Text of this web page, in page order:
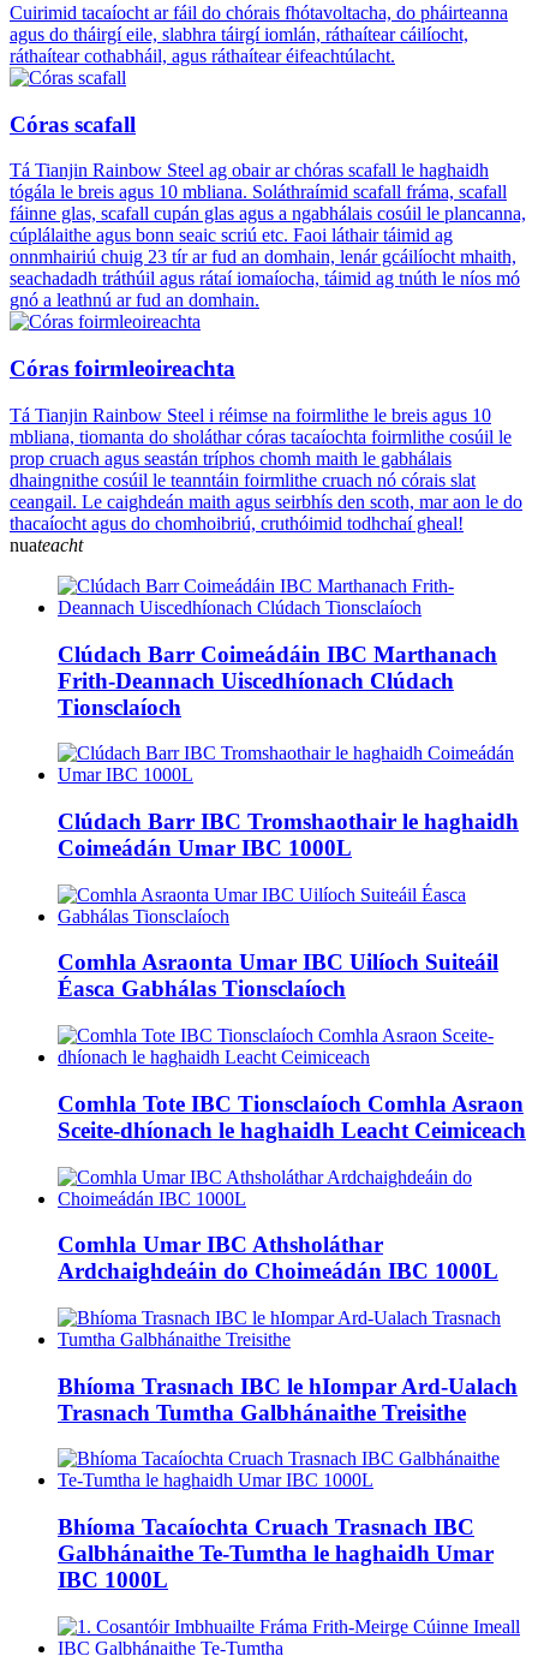
Cuirimid tacaíocht ar fáil do chórais fhótavoltacha, do pháirteanna
agus do tháirgí eile, slabhra táirgí iomlán, ráthaítear cáilíocht,
ráthaítear cothabháil, agus ráthaítear éifeachtúlacht.
Córas scafall
Tá Tianjin Rainbow Steel ag obair ar chóras scafall le haghaidh
tógála le breis agus 10 mbliana. Soláthraímid scafall fráma, scafall
fáinne glas, scafall cupán glas agus a ngabhálais cosúil le plancanna,
cúplálaithe agus bonn seaic scriú etc. Faoi láthair táimid ag
onnmhairiú chuig 23 tír ar fud an domhain, lenár gcáilíocht mhaith,
seachadadh tráthúil agus rátaí iomaíocha, táimid ag tnúth le níos mó
gnó a leathnú ar fud an domhain.
Córas foirmleoireachta
Tá Tianjin Rainbow Steel i réimse na foirmlithe le breis agus 10
mbliana, tiomanta do sholáthar córas tacaíochta foirmlithe cosúil le
prop cruach agus seastán tríphos chomh maith le gabhálais
dhaingnithe cosúil le teanntáin foirmlithe cruach nó córais slat
ceangail. Le caighdeán maith agus seirbhís den scoth, mar aon le do
thacaíocht agus do chomhoibriú, cruthóimid todhchaí gheal!
nuateacht
Clúdach Barr Coimeádáin IBC Marthanach
Frith-Deannach Uiscedhíonach Clúdach
Tionsclaíoch
Clúdach Barr IBC Tromshaothair le haghaidh
Coimeádán Umar IBC 1000L
Comhla Asraonta Umar IBC Uilíoch Suiteáil
Éasca Gabhálas Tionsclaíoch
Comhla Tote IBC Tionsclaíoch Comhla Asraon
Sceite-dhíonach le haghaidh Leacht Ceimiceach
Comhla Umar IBC Athsholáthar
Ardchaighdeáin do Choimeádán IBC 1000L
Bhíoma Trasnach IBC le hIompar Ard-Ualach
Trasnach Tumtha Galbhánaithe Treisithe
Bhíoma Tacaíochta Cruach Trasnach IBC
Galbhánaithe Te-Tumtha le haghaidh Umar
IBC 1000L